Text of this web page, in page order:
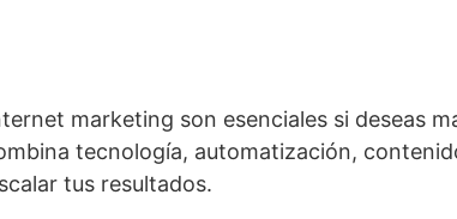
marketing son esenciales si deseas
tecnología, automatización,
tus resultados.